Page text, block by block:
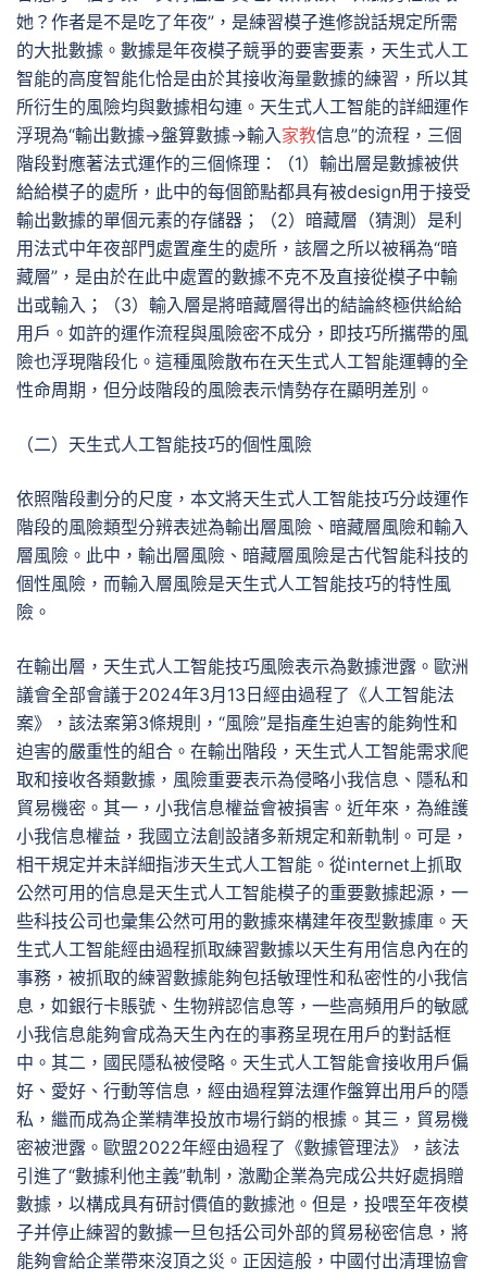
她？作者是不是吃了年夜”，是練習模子進修說話規定所需
的大批數據。數據是年夜模子競爭的要害要素，天生式人工
智能的高度智能化恰是由於其接收海量數據的練習，所以其
所衍生的風險均與數據相勾連。天生式人工智能的詳細運作
浮現為“輸出數據→盤算數據→輸入家教信息”的流程，三個
階段對應著法式運作的三個條理：（1）輸出層是數據被供
給給模子的處所，此中的每個節點都具有被design用于接受
輸出數據的單個元素的存儲器；（2）暗藏層（猜測）是利
用法式中年夜部門處置產生的處所，該層之所以被稱為“暗
藏層”，是由於在此中處置的數據不克不及直接從模子中輸
出或輸入；（3）輸入層是將暗藏層得出的結論終極供給給
用戶。如許的運作流程與風險密不成分，即技巧所攜帶的風
險也浮現階段化。這種風險散布在天生式人工智能運轉的全
性命周期，但分歧階段的風險表示情勢存在顯明差別。
（二）天生式人工智能技巧的個性風險
依照階段劃分的尺度，本文將天生式人工智能技巧分歧運作
階段的風險類型分辨表述為輸出層風險、暗藏層風險和輸入
層風險。此中，輸出層風險、暗藏層風險是古代智能科技的
個性風險，而輸入層風險是天生式人工智能技巧的特性風
險。
在輸出層，天生式人工智能技巧風險表示為數據泄露。歐洲
議會全部會議于2024年3月13日經由過程了《人工智能法
案》，該法案第3條規則，“風險”是指產生迫害的能夠性和
迫害的嚴重性的組合。在輸出階段，天生式人工智能需求爬
取和接收各類數據，風險重要表示為侵略小我信息、隱私和
貿易機密。其一，小我信息權益會被損害。近年來，為維護
小我信息權益，我國立法創設諸多新規定和新軌制。可是，
相干規定并未詳細指涉天生式人工智能。從internet上抓取
公然可用的信息是天生式人工智能模子的重要數據起源，一
些科技公司也彙集公然可用的數據來構建年夜型數據庫。天
生式人工智能經由過程抓取練習數據以天生有用信息內在的
事務，被抓取的練習數據能夠包括敏理性和私密性的小我信
息，如銀行卡賬號、生物辨認信息等，一些高頻用戶的敏感
小我信息能夠會成為天生內在的事務呈現在用戶的對話框
中。其二，國民隱私被侵略。天生式人工智能會接收用戶偏
好、愛好、行動等信息，經由過程算法運作盤算出用戶的隱
私，繼而成為企業精準投放市場行銷的根據。其三，貿易機
密被泄露。歐盟2022年經由過程了《數據管理法》，該法
引進了“數據利他主義”軌制，激勵企業為完成公共好處捐贈
數據，以構成具有研討價值的數據池。但是，投喂至年夜模
子并停止練習的數據一旦包括公司外部的貿易秘密信息，將
能夠會給企業帶來沒頂之災。正因這般，中國付出清理協會